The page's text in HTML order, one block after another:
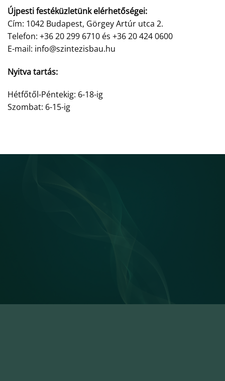
Újpesti festéküzletünk elérhetőségei:
Cím: 1042 Budapest, Görgey Artúr utca 2.
Telefon: +36 20 299 6710 és +36 20 424 0600
E-mail: info@szintezisbau.hu
Nyitva tartás:
Hétfőtől-Péntekig: 6-18-ig
Szombat: 6-15-ig